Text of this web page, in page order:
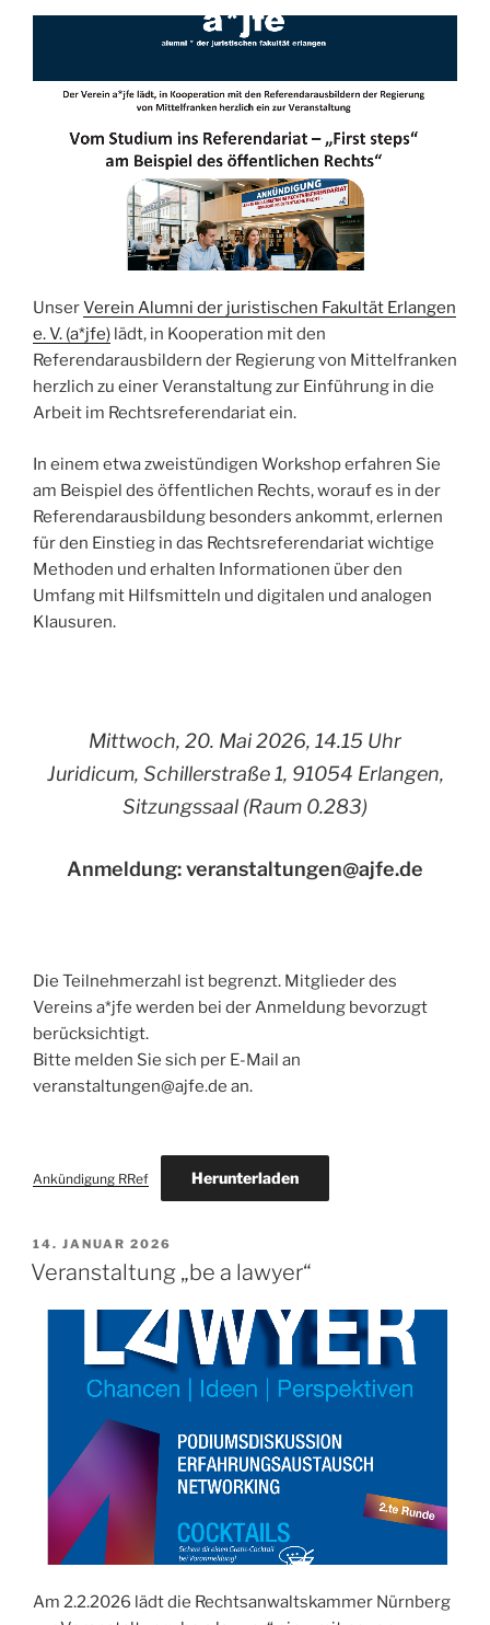
UnserVerein Alumni der juristischen Fakultät Erlangen
e. V. (a*jfe) lädt, in Kooperation mit den
Referendarausbildern der Regierung von Mittelfranken
herzlich zu einer Veranstaltung zur Einführung in die
Arbeit im Rechtsreferendariat ein.
In einem etwa zweistündigen Workshop erfahren Sie
am Beispiel des öffentlichen Rechts, worauf es in der
Referendarausbildung besonders ankommt, erlernen
für den Einstieg in das Rechtsreferendariat wichtige
Methoden und erhalten Informationen über den
Umfang mit Hilfsmitteln und digitalen und analogen
Klausuren.
Mittwoch, 20. Mai 2026, 14.15 Uhr
Juridicum, Schillerstraße 1, 91054 Erlangen,
Sitzungssaal (Raum 0.283)
Anmeldung: veranstaltungen@ajfe.de
Die Teilnehmerzahl ist begrenzt. Mitglieder des
Vereins a*jfe werden bei der Anmeldung bevorzugt
berücksichtigt.
Bitte melden Sie sich per E-Mail an
veranstaltungen@ajfe.de an.
Ankündigung RRef Herunterladen
VERÖFFENTLICHT
AM
14. JANUAR 2026
Veranstaltung „be a lawyer“
Am 2.2.2026 lädt die Rechtsanwaltskammer Nürnberg